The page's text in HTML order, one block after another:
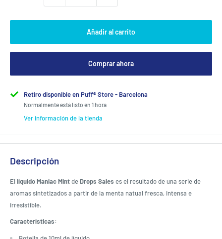
Añadir al carrito
Comprar ahora
Retiro disponible en Puff® Store - Barcelona
Normalmente está listo en 1 hora
Ver información de la tienda
Descripción
Ellíquido Maniac MintdeDrops Sales es el resultado de una serie de
aromas sintetizados a partir de la menta natual fresca, intensa e
irresistible.
Características: